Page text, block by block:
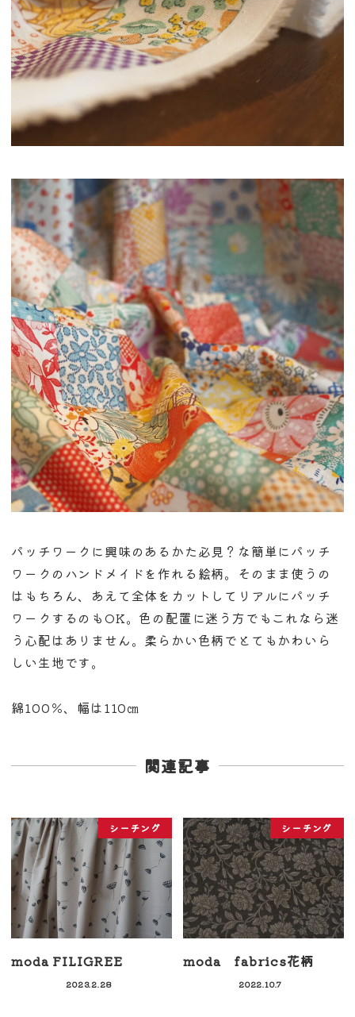
パッチワークに興味のあるかた必見？な簡単にパッチ
ワークのハンドメイドを作れる絵柄。そのまま使うの
はもちろん、あえて全体をカットしてリアルにパッチ
ワークするのもOK。色の配置に迷う方でもこれなら迷
う心配はありません。柔らかい色柄でとてもかわいら
しい生地です。
綿100％、幅は110㎝
関連記事
シーチング
moda FILIGREE
2023.2.28
シーチング
moda fabrics花柄
2022.10.7